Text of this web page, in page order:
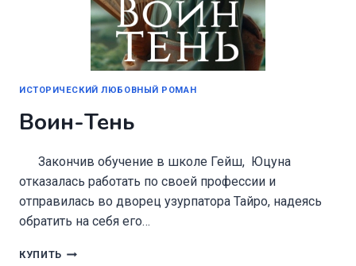
ИСТОРИЧЕСКИЙ ЛЮБОВНЫЙ РОМАН
Воин-Тень
Закончив обучение в школе Гейш, Юцуна
отказалась работать по своей профессии и
отправилась во дворец узурпатора Тайро, надеясь
обратить на себя его…
КУПИТЬ ВОИН-